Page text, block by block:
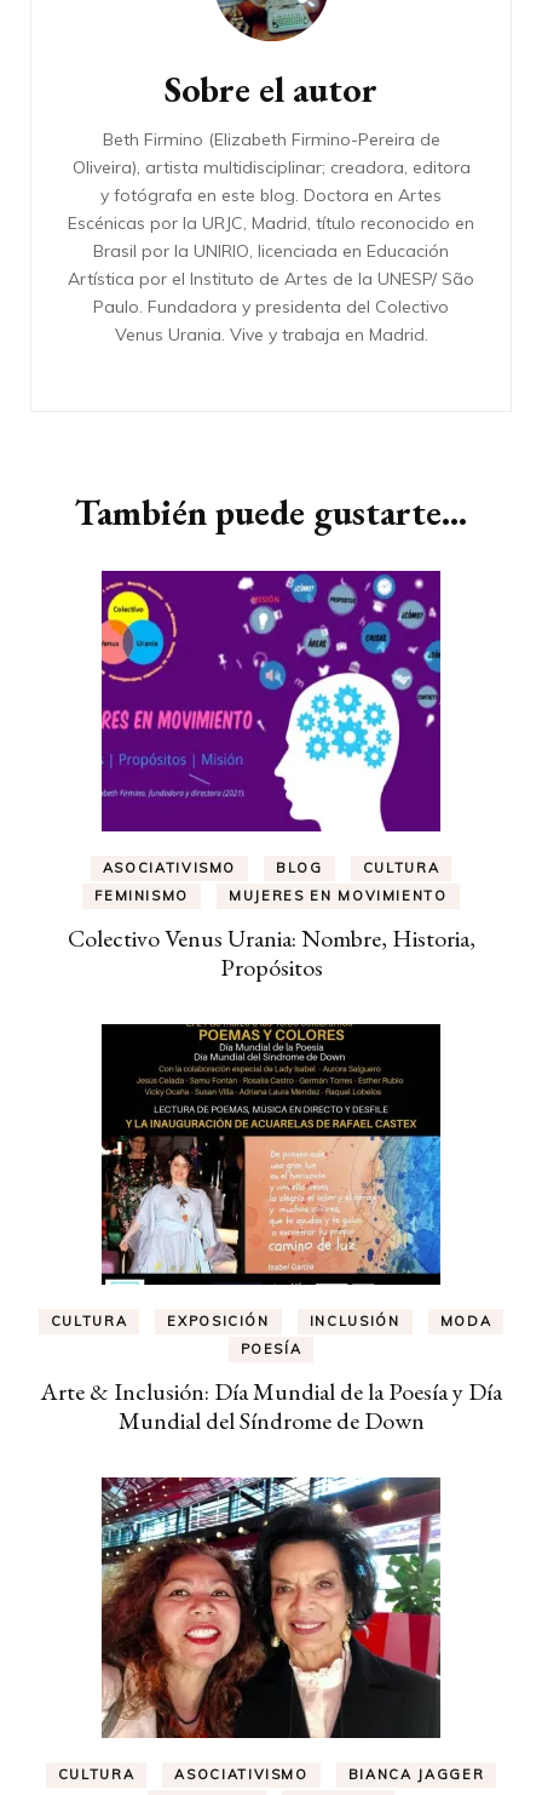
Sobre el autor
Beth Firmino (Elizabeth Firmino-Pereira de
Oliveira), artista multidisciplinar; creadora, editora
y fotógrafa en este blog. Doctora en Artes
Escénicas por la URJC, Madrid, título reconocido en
Brasil por la UNIRIO, licenciada en Educación
Artística por el Instituto de Artes de la UNESP/ São
Paulo. Fundadora y presidenta del Colectivo
Venus Urania. Vive y trabaja en Madrid.
También puede gustarte...
ASOCIATIVISMO BLOG
CULTURA
FEMINISMO
MUJERES EN MOVIMIENTO
Colectivo Venus Urania: Nombre, Historia,
Propósitos
CULTURA EXPOSICIÓN INCLUSIÓN
MODA
POESÍA
Arte & Inclusión: Día Mundial de la Poesía y Día
Mundial del Síndrome de Down
CULTURA ASOCIATIVISMO
BIANCA JAGGER